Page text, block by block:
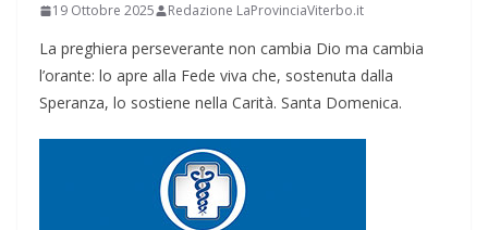
19 Ottobre 2025 Redazione LaProvinciaViterbo.it
La preghiera perseverante non cambia Dio ma cambia
l’orante: lo apre alla Fede viva che, sostenuta dalla
Speranza, lo sostiene nella Carità. Santa Domenica.